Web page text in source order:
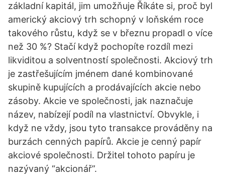
základní kapitál, jim umožňuje Říkáte si, proč byl
americký akciový trh schopný v loňském roce
takového růstu, když se v březnu propadl o více
než 30 %? Stačí když pochopíte rozdíl mezi
likviditou a solventností společnosti. Akciový trh
je zastřešujícím jménem dané kombinované
skupině kupujících a prodávajících akcie nebo
zásoby. Akcie ve společnosti, jak naznačuje
název, nabízejí podíl na vlastnictví. Obvykle, i
když ne vždy, jsou tyto transakce prováděny na
burzách cenných papírů. Akcie je cenný papír
akciové společnosti. Držitel tohoto papíru je
nazývaný “akcionář”.